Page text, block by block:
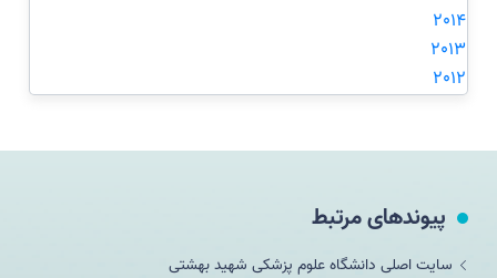
2014
2013
2012
پیوندهای مرتبط
سایت اصلی دانشگاه علوم پزشکی شهید بهشتی